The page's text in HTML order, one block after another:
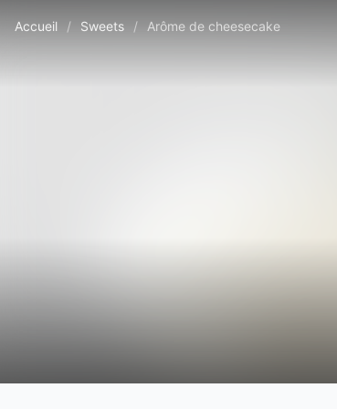
Accueil / Sweets / Arôme de cheesecake